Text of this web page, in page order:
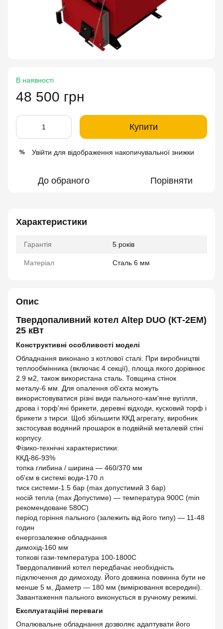
В наявності
48 500 грн
Купити
% Увійти для відображення накопичувальної знижки
До обраного Порівняти
Характеристики
Гарантія 5 років
Матеріал Сталь 6 мм
Опис
Твердопаливний котел Altep DUO (КТ-2ЕM)
25 кВт
Конструктивні особливості моделі
Обладнання виконано з котлової сталі. При виробництві
теплообмінника (включає 4 секції), площа якого дорівнює
2.9 м2, також використана сталь. Товщина стінок
металу-6 мм. Для опалення об'єкта можуть
використовуватися різні види пального-кам'яне вугілля,
дрова і торф'яні брикети, деревні відходи, кусковий торф і
брикети з тирси. Щоб збільшити ККД агрегату, виробник
застосував водяний прошарок в подвійній металевій стіні
корпусу.
Фізико-технічні характеристики:
ККД-86-93%
топка глибина / ширина — 460/370 мм
об'єм в системі води-170 л
тиск системи-1.5 бар (max допустимий 3 бар)
носій тепла (max Допустиме) — температура 900С (min
рекомендоване 580С)
період горіння пального (залежить від його типу) — 11-48
годин
енергозалежне обладнання
димохід-160 мм
топкові гази-температура 100-1800С
Твердопаливний котел передбачає необхідність
підключення до димоходу. Його довжина повинна бути не
менше 5 м, Діаметр — 180 мм (вимірювання всередині).
Завантаження пального виконується в ручному режимі.
Експлуатаційні переваги
Опалювальне обладнання дозволяє адаптувати його